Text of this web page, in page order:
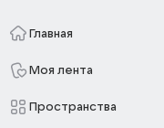
Главная
Моя лента
Пространства